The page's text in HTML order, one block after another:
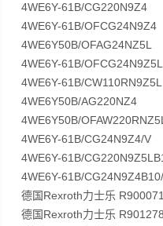
4WE6Y-61B/CG220N9Z4
4WE6Y-61B/OFCG24N9Z4
4WE6Y50B/OFAG24NZ5L
4WE6Y-61B/OFCG24N9Z5L
4WE6Y-61B/CW110RN9Z5L
4WE6Y50B/AG220NZ4
4WE6Y50B/OFAW220RNZ5L
4WE6Y-61B/CG24N9Z4/V
4WE6Y-61B/
4WE6Y-61B/
德国Rexroth力士乐
德国Rexroth力士乐